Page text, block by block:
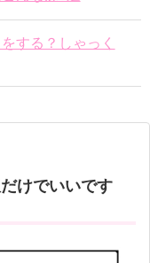
する？しゃっく
けでいいです